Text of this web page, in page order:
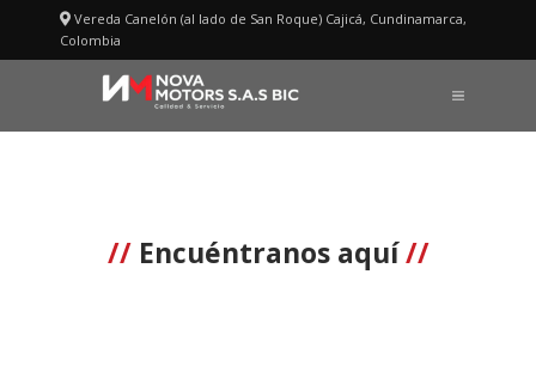
Vereda Canelón (al lado de San Roque) Cajicá, Cundinamarca,
Colombia
MENÚ
Contáctenos
//Encuéntranos aquí//